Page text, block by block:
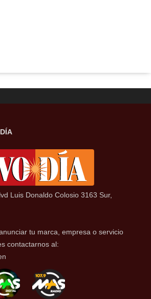
Luis Donaldo Colosio 3163 Sur,
tu marca, empresa o servicio
contactarnos al: